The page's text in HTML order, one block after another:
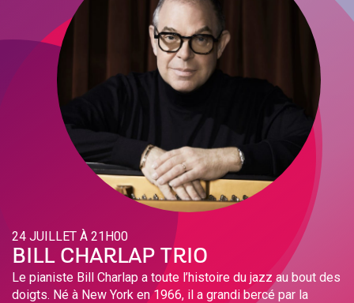
24 JUILLET À 21H00
BILL CHARLAP TRIO
Le pianiste Bill Charlap a toute l’histoire du jazz au bout des
doigts. Né à New York en 1966, il a grandi bercé par la